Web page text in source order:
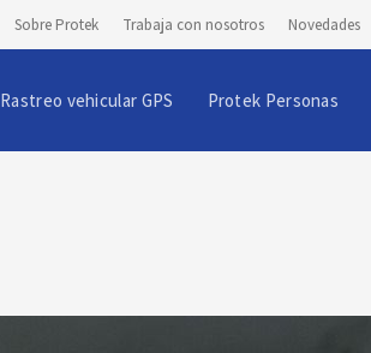
Sobre Protek Trabaja con nosotros Novedades
Rastreo vehicular GPS Protek Personas